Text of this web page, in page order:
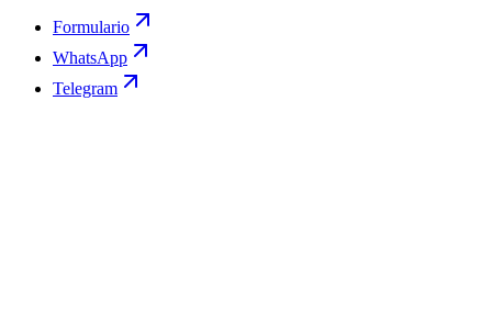
Formulario
WhatsApp
Telegram